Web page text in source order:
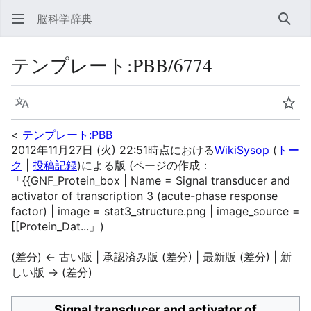
脳科学辞典 検索
テンプレート :PBB/6774
言語
ウ
< テンプレート:PBB
2012年11月27日 (火) 22:51時点におけるWikiSysop ( トー
ク
投稿記録)による版 (ページの作成：
「{{GNF_Protein_box | Name = Signal transducer and
activator of transcription 3 (acute-phase response
factor) | image = stat3_structure.png | image_source =
[[Protein_Dat...」)
(差分) ← 古い版 | 承認済み版 (差分) | 最新版 (差分) | 新
しい版 → (差分)